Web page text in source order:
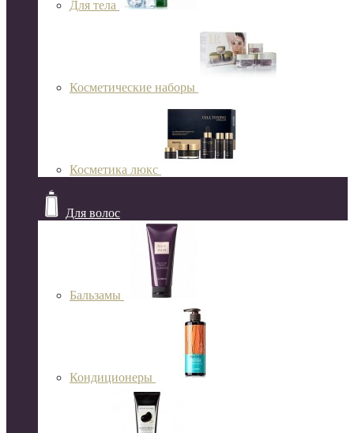
Для тела
Косметические наборы
Косметика люкс
Для волос
Бальзамы
Кондиционеры